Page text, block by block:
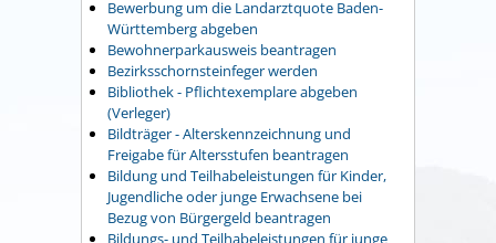
Bewerbung um die Landarztquote Baden-
Württemberg abgeben
Bewohnerparkausweis beantragen
Bezirksschornsteinfeger werden
Bibliothek - Pflichtexemplare abgeben
(Verleger)
Bildträger - Alterskennzeichnung und
Freigabe für Altersstufen beantragen
Bildung und Teilhabeleistungen für Kinder,
Jugendliche oder junge Erwachsene bei
Bezug von Bürgergeld beantragen
Bildungs- und Teilhabeleistungen für junge